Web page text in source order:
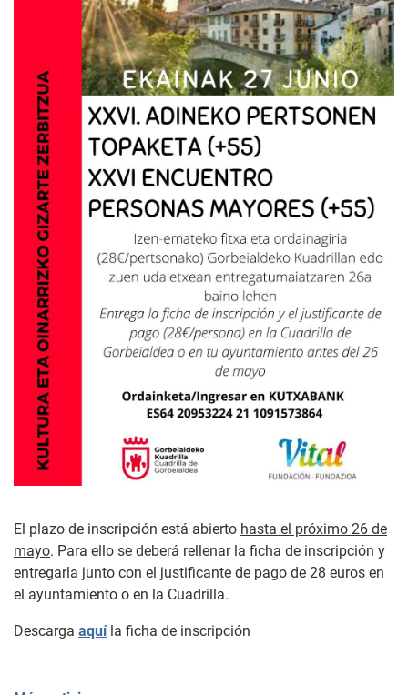
El plazo de inscripción está abierto hasta el próximo 26 de
mayo. Para ello se deberá rellenar la ficha de inscripción y
entregarla junto con el justificante de pago de 28 euros en
el ayuntamiento o en la Cuadrilla.
Descarga aquíla ficha de inscripción